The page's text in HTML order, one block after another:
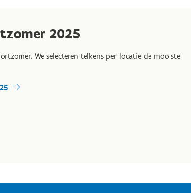
2025
We selecteren telkens per locatie de mooiste